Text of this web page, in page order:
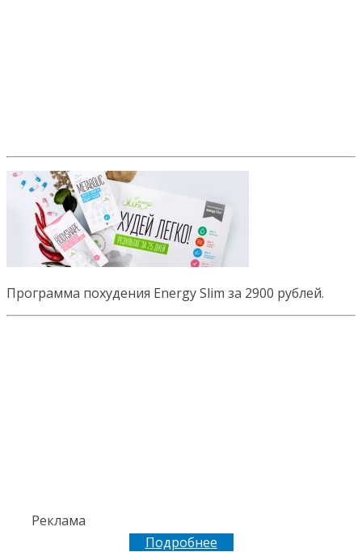
Программа похудения Energy Slim за 2900 рублей.
Реклама
Подробнее